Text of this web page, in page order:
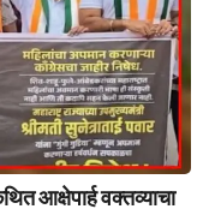
आक्षेपार्ह वक्तव्याचा